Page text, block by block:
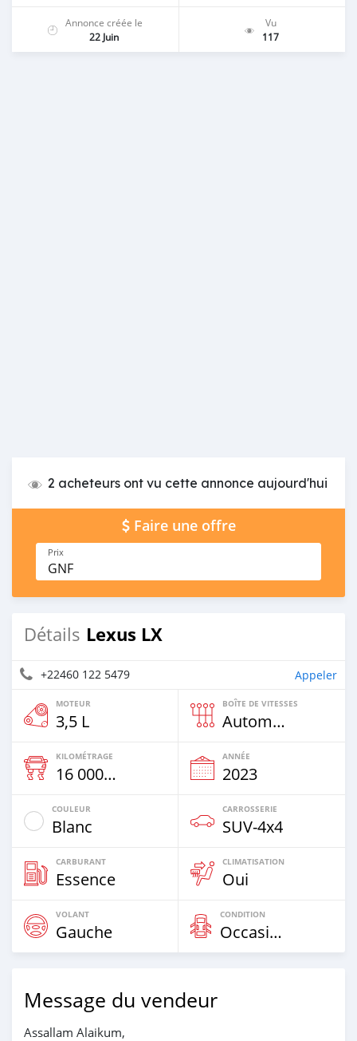
Annonce créée le
22 Juin
Vu
117
2 acheteurs ont vu cette annonce aujourd'hui
Faire une offre
Prix
GNF
Détails Lexus LX
+22460 122 5479 Appeler
MOTEUR
3,5 L
BOÎTE DE VITESSES
Automatique
KILOMÉTRAGE
16 000 Km
ANNÉE
2023
COULEUR
Blanc
CARROSSERIE
SUV‒4x4
CARBURANT
Essence
CLIMATISATION
Oui
VOLANT
Gauche
CONDITION
Occasion
Message du vendeur
Assallam Alaikum,